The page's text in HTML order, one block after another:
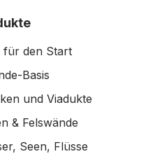
für den Start
Basis
und Viadukte
& Felswände
Seen, Flüsse